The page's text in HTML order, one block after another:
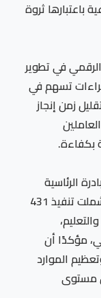
باعتبارها ثروة
في تطوير
تسهم في
زمن إنجاز
بكفاءة.
الرئاسية
«حياة كريمة» في مرحلتها الأولى، والتي شملت تنفيذ 431
مؤكدًا أن
الموارد
مستوى